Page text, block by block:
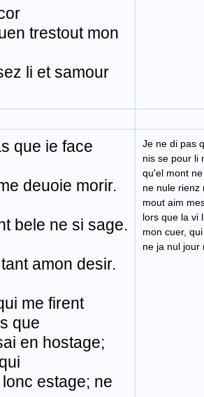
trestout mon
li et samour
que ie face
deuoie morir.
bele ne si sage.
amon desir.
me firent
que
en hostage;
estage; ne
Je ne di pas
nis se pour li
qu'el mont
ne nule rienz
mout aim
lors que la vi
mon cuer,
ne ja nul jour